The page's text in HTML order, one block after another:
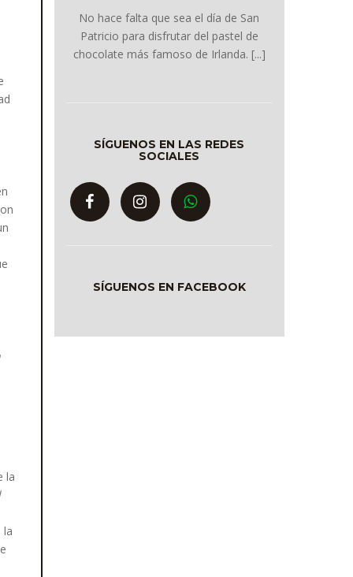
la
la
No hace falta que sea el día de San
Patricio para disfrutar del pastel de
chocolate más famoso de Irlanda. [...]
SÍGUENOS EN LAS REDES
SOCIALES
SÍGUENOS EN FACEBOOK